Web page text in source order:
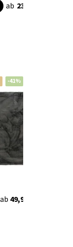
ab 239,90
-41%
ab 49,90